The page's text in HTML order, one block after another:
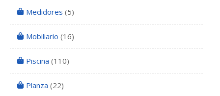
Medidores (5)
Mobiliario (16)
Piscina (110)
Planza (22)